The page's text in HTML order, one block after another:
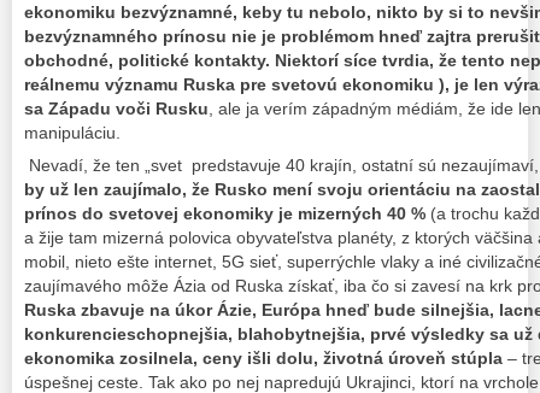
ekonomiku bezvýznamné, keby tu nebolo, nikto by si to
bezvýznamného prínosu nie je problémom hneď zajtra
obchodné, politické kontakty. Niektorí síce tvrdia, že tento
reálnemu významu Ruska pre svetovú ekonomiku ), je len
sa Západu voči Rusku , ale ja verím západným médiám, že ide
manipuláciu.
Nevadí, že ten „svet predstavuje 40 krajín, ostatní sú
by už len zaujímalo, že Rusko mení svoju orientáciu na
prínos do svetovej ekonomiky je mizerných 40 % (a trochu
a žije tam mizerná polovica obyvateľstva planéty, z ktorých
mobil, nieto ešte internet, 5G sieť, superrýchle vlaky a iné
zaujímavého môže Ázia od Ruska získať, iba čo si zavesí na krk
Ruska zbavuje na úkor Ázie, Európa hneď bude silnejšia,
konkurencieschopnejšia, blahobytnejšia, prvé výsledky sa
ekonomika zosilnela, ceny išli dolu, životná úroveň stúpla –
úspešnej ceste. Tak ako po nej napredujú Ukrajinci, ktorí na